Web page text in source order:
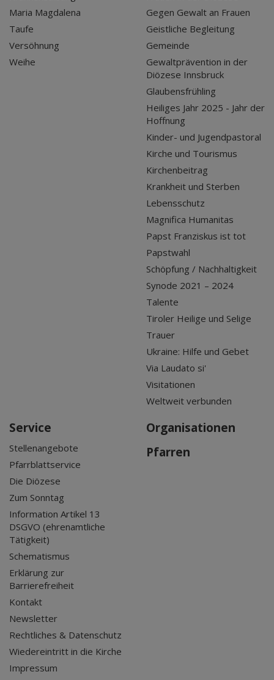
Maria Magdalena
Taufe
Versöhnung
Weihe
Gegen Gewalt an Frauen
Geistliche Begleitung
Gemeinde
Gewaltprävention in der
Diözese Innsbruck
Glaubensfrühling
Heiliges Jahr 2025 - Jahr der
Hoffnung
Kinder- und Jugendpastoral
Kirche und Tourismus
Kirchenbeitrag
Krankheit und Sterben
Lebensschutz
Magnifica Humanitas
Papst Franziskus ist tot
Papstwahl
Schöpfung / Nachhaltigkeit
Synode 2021 – 2024
Talente
Tiroler Heilige und Selige
Trauer
Ukraine: Hilfe und Gebet
Via Laudato si'
Visitationen
Weltweit verbunden
Service
Stellenangebote
Pfarrblattservice
Die Diözese
Zum Sonntag
Information Artikel 13
DSGVO (ehrenamtliche
Tätigkeit)
Schematismus
Erklärung zur
Barrierefreiheit
Kontakt
Newsletter
Rechtliches & Datenschutz
Wiedereintritt in die Kirche
Impressum
Organisationen
Pfarren